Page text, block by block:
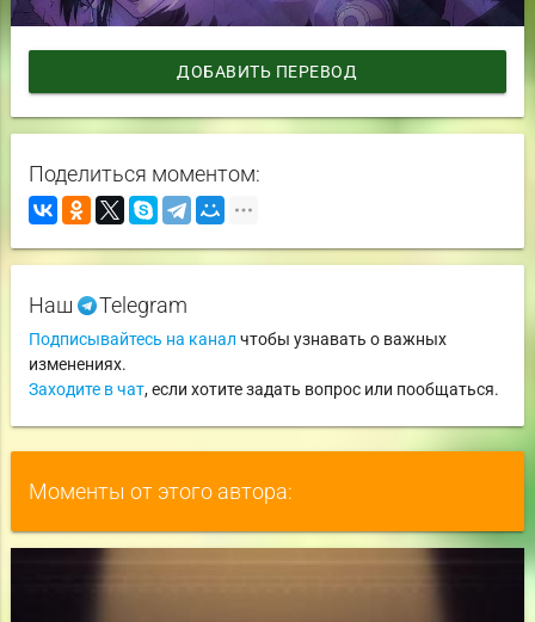
ДОБАВИТЬ ПЕРЕВОД
Поделиться моментом:
Наш Telegram
Подписывайтесь на канал чтобы узнавать о важных
изменениях.
Заходите в чат, если хотите задать вопрос или пообщаться.
Моменты от этого автора: